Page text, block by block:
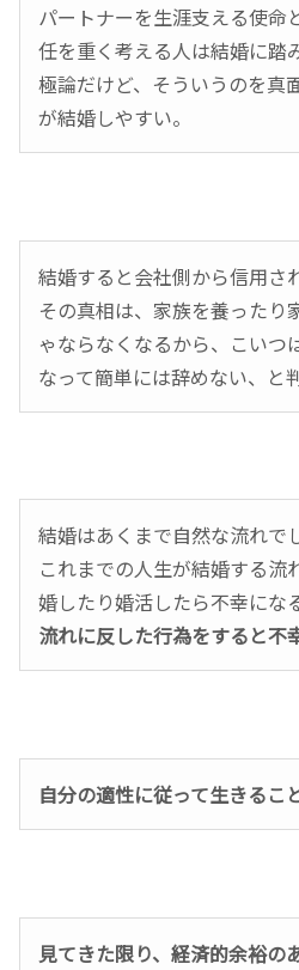
パートナーを生涯支える使命
任を重く考える人は結婚に踏
極論だけど、そういうのを真
が結婚しやすい。
結婚すると会社側から信用さ
その真相は、家族を養ったり
ゃならなくなるから、こいつ
なって簡単には辞めない、と
結婚はあくまで自然な流れで
これまでの人生が結婚する流
婚したり婚活したら不幸にな
流れに反した行為をすると不
自分の適性に従って生きるこ
見てきた限り、経済的余裕の